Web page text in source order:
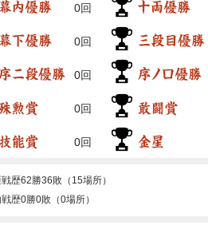
0回
0回
0回
0回
0回
歴62勝36敗（15場所）
歴0勝0敗（0場所）